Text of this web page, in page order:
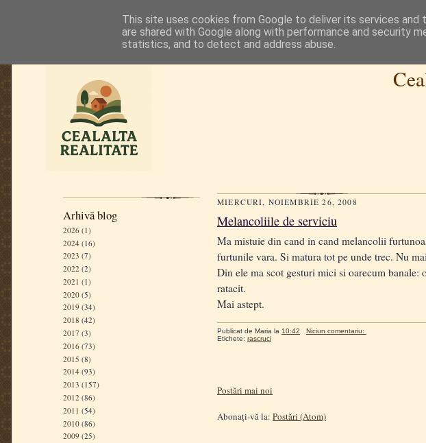
Arhivă blog
2026 (1)
2024 (16)
2023 (7)
2022 (2)
2021 (1)
2020 (5)
2019 (34)
2018 (42)
2017 (3)
2016 (73)
2015 (8)
2014 (93)
2013 (157)
2012 (86)
2011 (54)
2010 (86)
2009 (25)
MIERCURI, NOIEMBRIE 26, 2008
Melancoliile de serviciu
Ma mistuie din cand in cand melancolii
furtunile vara. Si matura tot pe unde trec. Nu
Din ele ma scot gesturi mici si oarecum banale:
ratacit.
Mai astept.
Publicat de Maria la 10:42
Niciun comentariu:
Etichete: rascruci
Postări mai noi
Abonați-vă la: Postări (Atom)
This site uses cookies from Google to deliver its services and
are shared with Google along with performance and security
statistics, and to detect and address abuse.